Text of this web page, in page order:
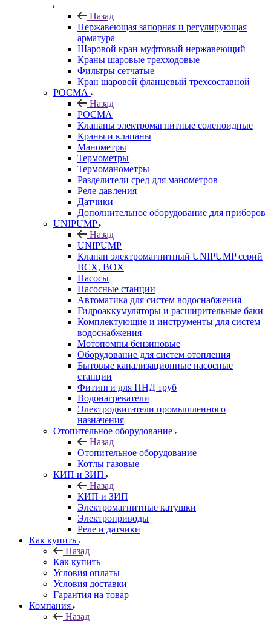
Назад
Нержавеющая запорная и регулирующая
арматура
Шаровой кран муфтовый нержавеющий
Краны шаровые трехходовые
Фильтры сетчатые
Кран шаровой фланцевый трехсоставной
РОСМА
Назад
РОСМА
Клапаны электромагнитные соленоидные
Краны и клапаны
Манометры
Термометры
Термоманометры
Разделители сред для манометров
Реле давления
Датчики
Дополнительное оборудование для приборов
UNIPUMP
Назад
UNIPUMP
Клапан электромагнитный UNIPUMP серий
BCX, BOX
Насосы
Насосные станции
Автоматика для систем водоснабжения
Гидроаккумуляторы и расширительные баки
Комплектующие и инструменты для систем
водоснабжения
Мотопомпы бензиновые
Оборудование для систем отопления
Бытовые канализационные насосные
станции
Фитинги для ПНД труб
Водонагреватели
Электродвигатели промышленного
назначения
Отопительное оборудование
Назад
Отопительное оборудование
Котлы газовые
КИП и ЗИП
Назад
КИП и ЗИП
Электромагнитные катушки
Электроприводы
Реле и датчики
Как купить
Назад
Как купить
Условия оплаты
Условия доставки
Гарантия на товар
Компания
Назад